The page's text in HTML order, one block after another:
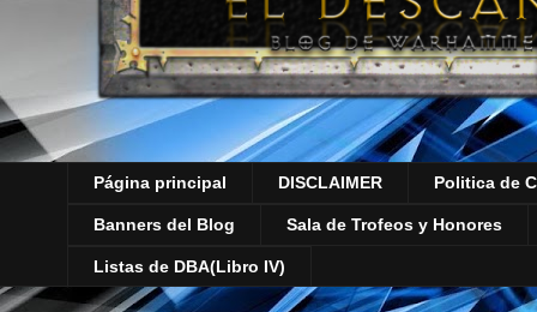
Página principal DISCLAIMER Politica de
Banners del Blog Sala de Trofeos y Honores
Listas de DBA(Libro IV)